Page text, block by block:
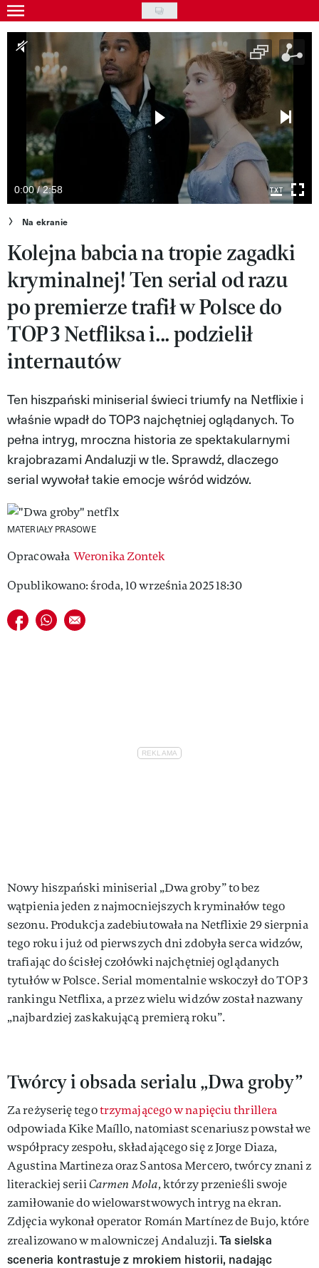
Skip
to
main
content
Wydarzenia
Rozrywka
Na ekranie
Piosenka
VIVA!ART
VIVA!MODA
VIVA!MAN
VIVA!PEOPLE POWER
VIVA!ITAKA
MAGAZYN VIVA!
0:00 / 2:58
Na ekranie
Kolejna babcia na tropie zagadki
kryminalnej! Ten serial od razu
po premierze trafił w Polsce do
TOP 3 Netfliksa i... podzielił
internautów
Ten hiszpański miniserial świeci triumfy na Netflixie i
właśnie wpadł do TOP3 najchętniej oglądanych. To
pełna intryg, mroczna historia ze spektakularnymi
krajobrazami Andaluzji w tle. Sprawdź, dlaczego
serial wywołał takie emocje wśród widzów.
MATERIAŁY PRASOWE
Opracowała Weronika Zontek
Opublikowano: środa, 10 września 2025 18:30
Udostępnij na facebook
Udostępnij na whatsapp
E-mail do przyjaciela
Nowy hiszpański miniserial „Dwa groby” to bez
wątpienia jeden z najmocniejszych kryminałów tego
sezonu. Produkcja zadebiutowała na Netflixie 29 sierpnia
tego roku i już od pierwszych dni zdobyła serca widzów,
trafiając do ścisłej czołówki najchętniej oglądanych
tytułów w Polsce. Serial momentalnie wskoczył do TOP 3
rankingu Netflixa, a przez wielu widzów został nazwany
„najbardziej zaskakującą premierą roku”.
Twórcy i obsada serialu „Dwa groby”
Za reżyserię tegotrzymającego w napięciu thrillera
odpowiada Kike Maíllo, natomiast scenariusz powstał we
współpracy zespołu, składającego się z Jorge Diaza,
Agustina Martineza oraz Santosa Mercero, twórcy znani z
literackiej seriiCarmen Mola, którzy przenieśli swoje
zamiłowanie do wielowarstwowych intryg na ekran.
Zdjęcia wykonał operator Román Martínez de Bujo, które
zrealizowano w malowniczej Andaluzji.Ta sielska
sceneria kontrastuje z mrokiem historii, nadając